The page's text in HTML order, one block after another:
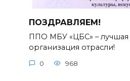
ПОЗДРАВЛЯЕМ!
ППО МБУ «ЦБС» –
организация отрасли!
0 968